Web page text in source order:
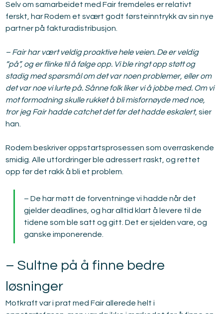
Selv om samarbeidet med Fair fremdeles er relativt
ferskt, har Rodem et svært godt førsteinntrykk av sin nye
partner på fakturadistribusjon.
– Fair har vært veldig proaktive hele veien. De er veldig
“på”, og er flinke til å følge opp. Vi ble ringt opp støtt og
stadig med spørsmål om det var noen problemer, eller om
det var noe vi lurte på. Sånne folk liker vi å jobbe med. Om vi
mot formodning skulle rukket å bli misfornøyde med noe,
tror jeg Fair hadde catchet det før det hadde eskalert, sier
han.
Rodem beskriver oppstartsprosessen som overraskende
smidig. Alle utfordringer ble adressert raskt, og rettet
opp før det rakk å bli et problem.
– De har møtt de forventninge vi hadde når det
gjelder deadlines, og har alltid klart å levere til de
tidene som ble satt og gitt. Det er sjelden vare, og
ganske imponerende.
– Sultne på å finne bedre
løsninger
Motkraft var i prat med Fair allerede helt i